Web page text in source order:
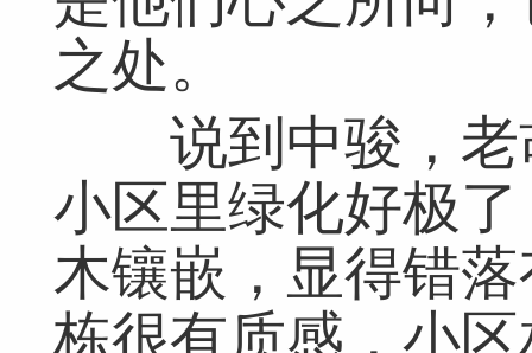
之处。
说到中骏，老
小区里绿化好极
木镶嵌，显得错
栋很有质感，小